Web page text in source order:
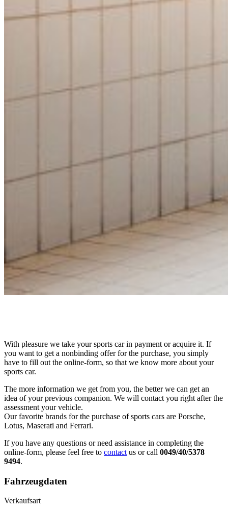
With pleasure we take your sports car in payment or acquire it. If
you want to get a nonbinding offer for the purchase, you simply
have to fill out the online-form, so that we know more about your
sports car.
The more information we get from you, the better we can get an
idea of your previous companion. We will contact you right after the
assessment your vehicle.
Our favorite brands for the purchase of sports cars are Porsche,
Lotus, Maserati and Ferrari.
If you have any questions or need assistance in completing the
online-form, please feel free to contact us or call 0049/40/5378
9494.
Fahrzeugdaten
Verkaufsart